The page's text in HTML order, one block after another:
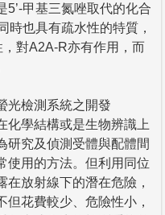
甲基三氮唑取代的化合
時也具有疏水性的特質，
對A2A-R亦有作用，而
光檢測系統之開發
化學結構或是生物辨識上
研究及偵測受體與配體間
使用的方法。但利用同位
放射線下的潛在危險，
花費較少、危險性小，